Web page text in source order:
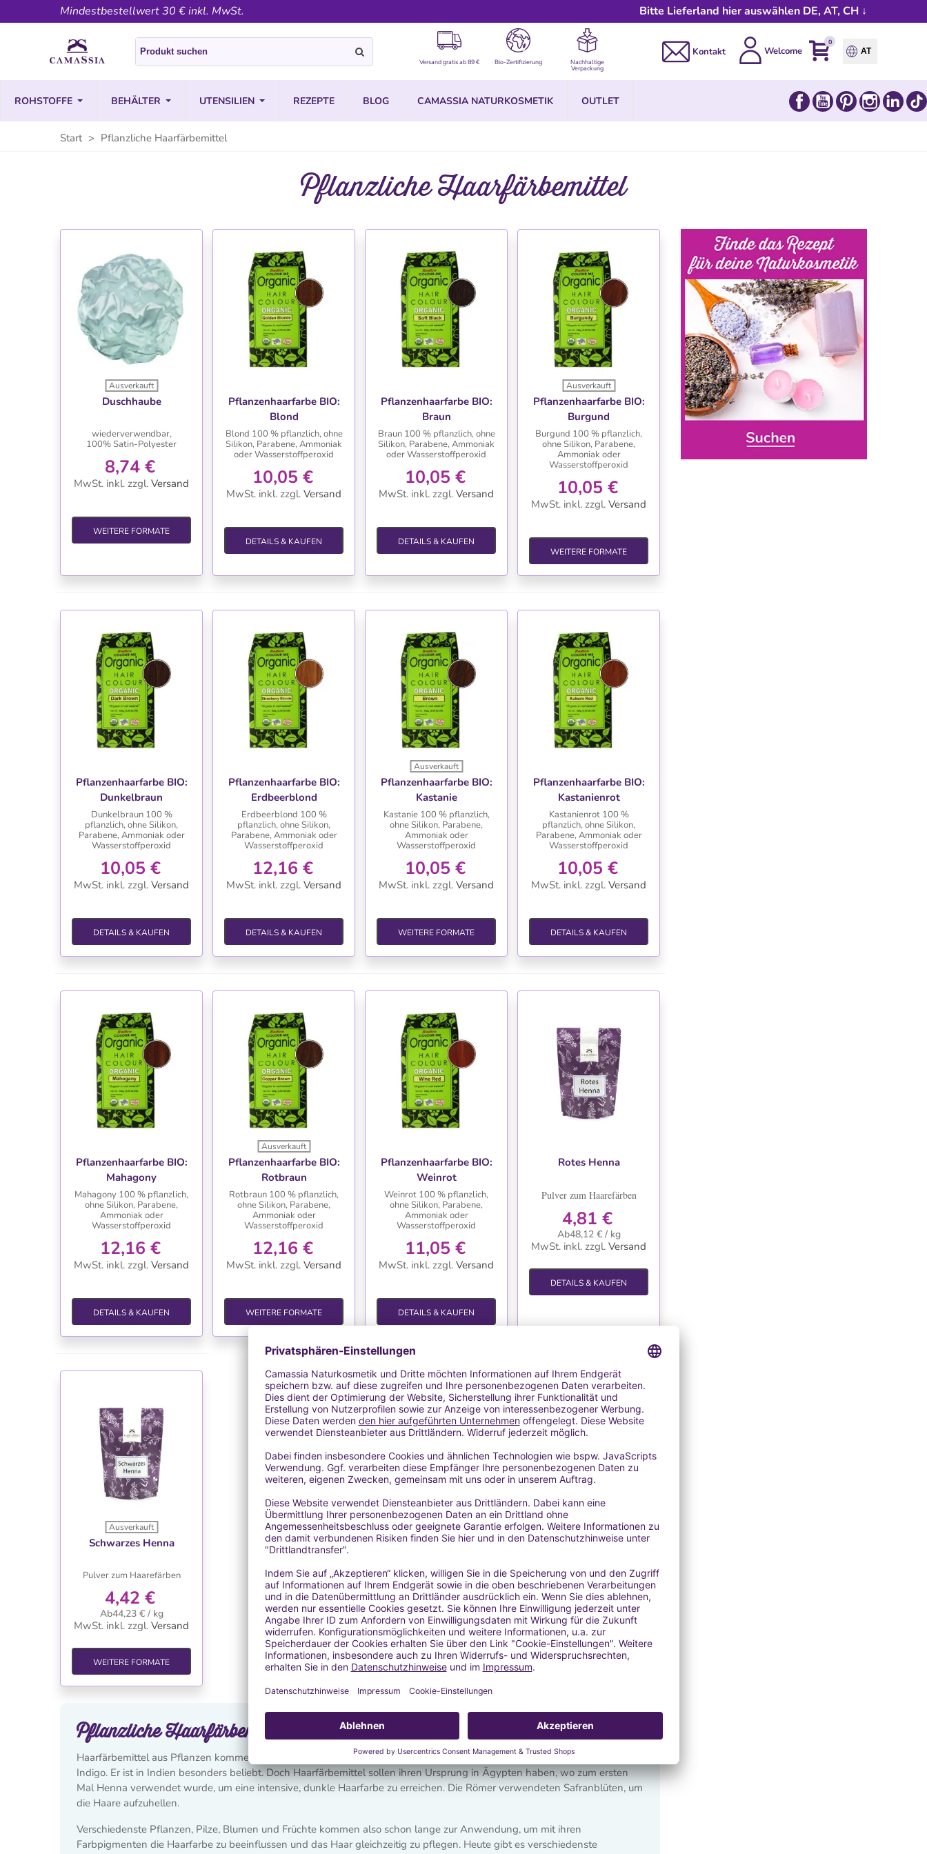
Mindestbestellwert 30 € inkl. MwSt. Bitte Lieferland hier auswählen DE, AT, CH ↓
Versand gratis ab 89 € Bio-Zertifizierung Nachhaltige
Verpackung
Kontakt Welcome
0
AT
ROHSTOFFE BEHÄLTER UTENSILIEN REZEPTE BLOG CAMASSIA NATURKOSMETIK OUTLET FacebookYouTubePinterestInstagram
Start > Pflanzliche Haarfärbemittel
Pflanzliche Haarfärbemittel
WUNSCHLISTE
Ausverkauft
Duschhaube
wiederverwendbar,
100% Satin-Polyester
8,74 €
MwSt. inkl. zzgl. Versand
WEITERE FORMATE
Pflanzenhaarfarbe BIO:
Blond
Blond 100 % pflanzlich, ohne
Silikon, Parabene, Ammoniak
oder Wasserstoffperoxid
10,05 €
MwSt. inkl. zzgl. Versand
DETAILS & KAUFEN
Pflanzenhaarfarbe BIO:
Braun
Braun 100 % pflanzlich, ohne
Silikon, Parabene, Ammoniak
oder Wasserstoffperoxid
10,05 €
MwSt. inkl. zzgl. Versand
DETAILS & KAUFEN
WUNSCHLISTE
Ausverkauft
Pflanzenhaarfarbe BIO:
Burgund
Burgund 100 % pflanzlich,
ohne Silikon, Parabene,
Ammoniak oder
Wasserstoffperoxid
10,05 €
MwSt. inkl. zzgl. Versand
WEITERE FORMATE
Pflanzenhaarfarbe BIO:
Dunkelbraun
Dunkelbraun 100 %
pflanzlich, ohne Silikon,
Parabene, Ammoniak oder
Wasserstoffperoxid
10,05 €
MwSt. inkl. zzgl. Versand
DETAILS & KAUFEN
Pflanzenhaarfarbe BIO:
Erdbeerblond
Erdbeerblond 100 %
pflanzlich, ohne Silikon,
Parabene, Ammoniak oder
Wasserstoffperoxid
12,16 €
MwSt. inkl. zzgl. Versand
DETAILS & KAUFEN
WUNSCHLISTE
Ausverkauft
Pflanzenhaarfarbe BIO:
Kastanie
Kastanie 100 % pflanzlich,
ohne Silikon, Parabene,
Ammoniak oder
Wasserstoffperoxid
10,05 €
MwSt. inkl. zzgl. Versand
WEITERE FORMATE
Pflanzenhaarfarbe BIO:
Kastanienrot
Kastanienrot 100 %
pflanzlich, ohne Silikon,
Parabene, Ammoniak oder
Wasserstoffperoxid
10,05 €
MwSt. inkl. zzgl. Versand
DETAILS & KAUFEN
Pflanzenhaarfarbe BIO:
Mahagony
Mahagony 100 % pflanzlich,
ohne Silikon, Parabene,
Ammoniak oder
Wasserstoffperoxid
12,16 €
MwSt. inkl. zzgl. Versand
DETAILS & KAUFEN
WUNSCHLISTE
Ausverkauft
Pflanzenhaarfarbe BIO:
Rotbraun
Rotbraun 100 % pflanzlich,
ohne Silikon, Parabene,
Ammoniak oder
Wasserstoffperoxid
12,16 €
MwSt. inkl. zzgl. Versand
WEITERE FORMATE
Pflanzenhaarfarbe BIO:
Weinrot
Weinrot 100 % pflanzlich,
ohne Silikon, Parabene,
Ammoniak oder
Wasserstoffperoxid
11,05 €
MwSt. inkl. zzgl. Versand
DETAILS & KAUFEN
Rotes Henna
Pulver zum Haarefärben
4,81 €
Ab48,12 € / kg
MwSt. inkl. zzgl. Versand
DETAILS & KAUFEN
WUNSCHLISTE
Ausverkauft
Schwarzes Henna
Pulver zum Haarefärben
4,42 €
Ab44,23 € / kg
MwSt. inkl. zzgl. Versand
WEITERE FORMATE
Pflanzliche Haarfärbemittel
Haarfärbemittel aus Pflanzen kommen schon seit über viertausend Jahren zum Einsatz! Der älteste bekannte Farbstoff ist
Indigo. Er ist in Indien besonders beliebt. Doch Haarfärbemittel sollen ihren Ursprung in Ägypten haben, wo zum ersten
Mal Henna verwendet wurde, um eine intensive, dunkle Haarfarbe zu erreichen. Die Römer verwendeten Safranblüten, um
die Haare aufzuhellen.
Verschiedenste Pflanzen, Pilze, Blumen und Früchte kommen also schon lange zur Anwendung, um mit ihren
Farbpigmenten die Haarfarbe zu beeinflussen und das Haar gleichzeitig zu pflegen. Heute gibt es verschiedenste